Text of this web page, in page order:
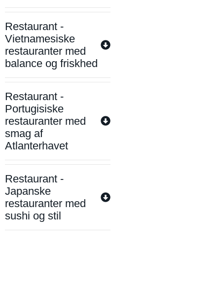
Restaurant -
Vietnamesiske
restauranter med
balance og friskhed
Restaurant -
Portugisiske
restauranter med
smag af
Atlanterhavet
Restaurant -
Japanske
restauranter med
sushi og stil